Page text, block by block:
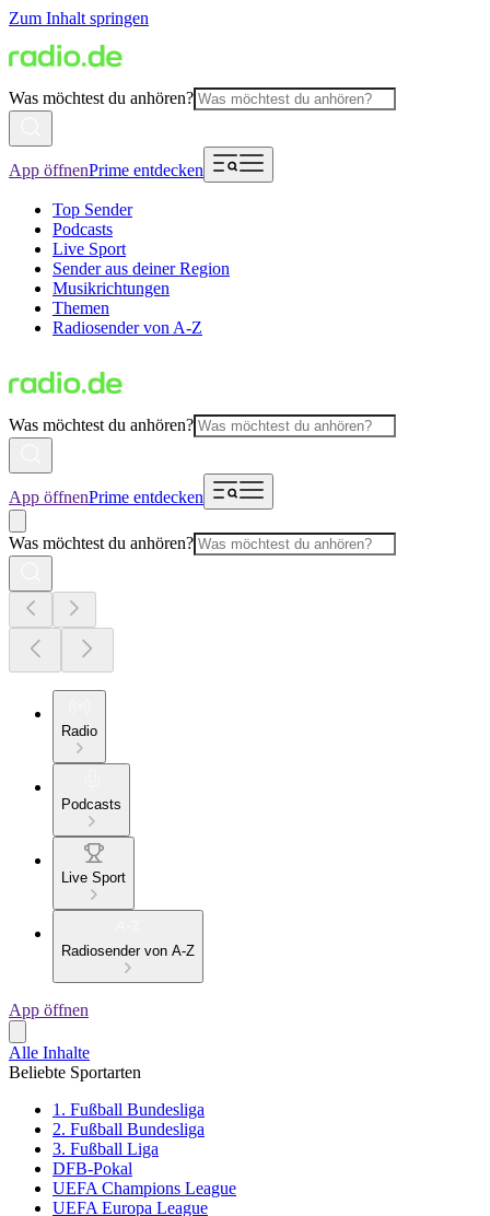
Zum Inhalt springen
Was möchtest du anhören?
App öffnenPrime entdecken
Top Sender
Podcasts
Live Sport
Sender aus deiner Region
Musikrichtungen
Themen
Radiosender von A-Z
Was möchtest du anhören?
App öffnenPrime entdecken
Was möchtest du anhören?
Radio
Podcasts
Live Sport
Radiosender von A-Z
App öffnen
Alle Inhalte
Beliebte Sportarten
1. Fußball Bundesliga
2. Fußball Bundesliga
3. Fußball Liga
DFB-Pokal
UEFA Champions League
UEFA Europa League